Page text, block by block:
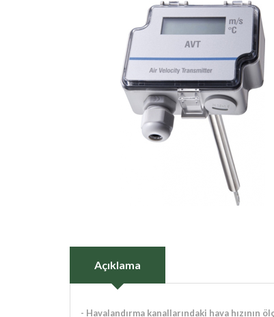
Açıklama
- Havalandırma kanallarındaki hava hızının